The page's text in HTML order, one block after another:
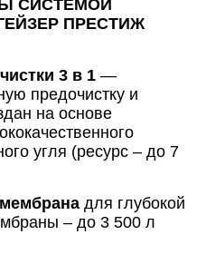
СИСТЕМОЙ
ПРЕСТИЖ
3 в 1 —
предочистку и
на основе
угля (ресурс – до 7
для глубокой
– до 3 500 л